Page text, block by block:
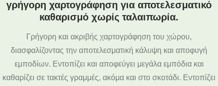
γρήγορη χαρτογράφηση για αποτελεσματικό
καθαρισμό χωρίς ταλαιπωρία.
Γρήγορη και ακριβής χαρτογράφηση του χώρου,
διασφαλίζοντας την αποτελεσματική κάλυψη και αποφυγή
εμποδίων. Εντοπίζει και αποφεύγει μεγάλα εμπόδια και
καθαρίζει σε τακτές γραμμές, ακόμα και στο σκοτάδι. Εντοπίζει